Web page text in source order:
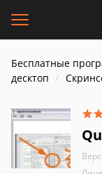
Бесплатные
десктоп